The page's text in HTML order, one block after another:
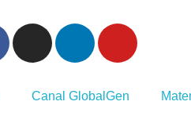
Canal GlobalGen